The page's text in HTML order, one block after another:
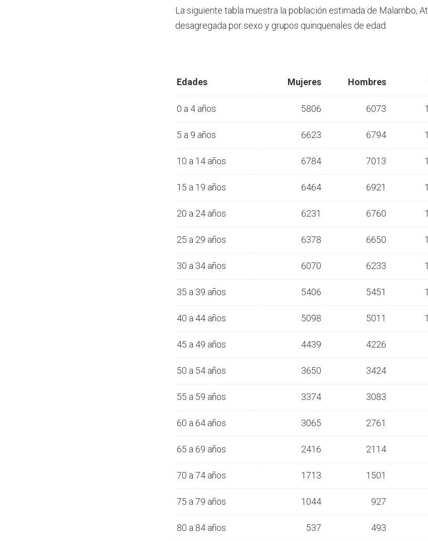
La siguiente tabla muestra la población estimada de Malambo,
desagregada por sexo y grupos quinquenales de edad.
Edades Mujeres Hombres
0 a 4 años 5806 6073
5 a 9 años 6623 6794
10 a 14 años 6784 7013
15 a 19 años 6464 6921
20 a 24 años 6231 6760
25 a 29 años 6378 6650
30 a 34 años 6070 6233
35 a 39 años 5406 5451
40 a 44 años 5098 5011
45 a 49 años 4439 4226
50 a 54 años 3650 3424
55 a 59 años 3374 3083
60 a 64 años 3065 2761
65 a 69 años 2416 2114
70 a 74 años 1713 1501
75 a 79 años 1044 927
80 a 84 años 537 493